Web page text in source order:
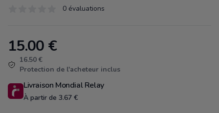
0 évaluations
Product information
15.00 €
16.50 €
Protection de l'acheteur inclus
Livraison Mondial Relay
À partir de 3.67 €